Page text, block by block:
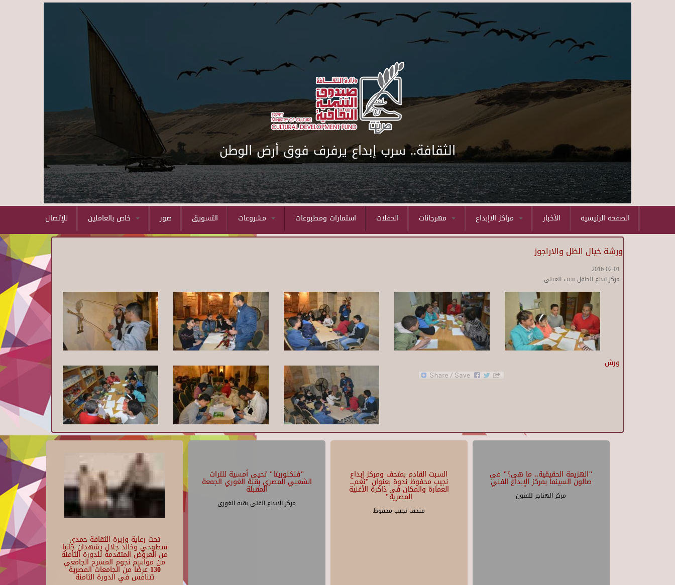
Skip to main content
الثقافة.. سرب إبداع يرفرف فوق أرض الوطن
للإتصال صور التسويق استمارات ومطبوعات الحفلات الأخبار الصفحه الرئيسيه
ورشة خيال الظل والاراجوز
2016-02-01
مركز ابداع الطفل ببيت العينى
ورش
تحت رعاية وزيرة الثقافة حمدي
سطوحي وخالد جلال يشهدان جانبا
من العروض المتقدمة للدورة الثامنة
من مواسم نجوم المسرح الجامعي
130 عرضًا من الجامعات المصرية
تتنافس في الدورة الثامنة
"فلكلوريتا" تحيي أمسية للتراث
الشعبي المصري بقبة الغوري الجمعة
المقبلة
مركز الإبداع الفنى بقبة الغورى
السبت القادم بمتحف ومركز إبداع
نجيب محفوظ ندوة بعنوان "نغم..
العمارة والمكان في ذاكرة الأغنية
المصرية"
متحف نجيب محفوظ
"الهزيمة الحقيقية.. ما هي؟" في
صالون السينما بمركز الإبداع الفني
مركز الهناجر للفنون